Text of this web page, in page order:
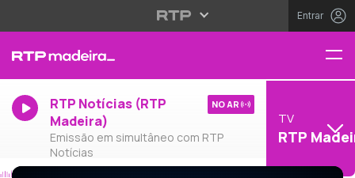
Entrar
RTP Notícias (RTP
Madeira)
Emissão em simultâneo com RTP
Notícias
NO AR
TV
RTP